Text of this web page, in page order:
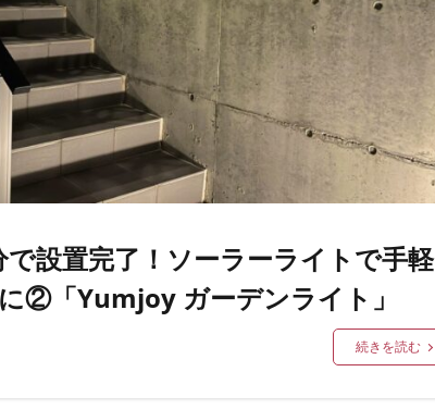
で設置完了！ソーラーライトで手軽
②「Yumjoy ガーデンライト」
続きを読む